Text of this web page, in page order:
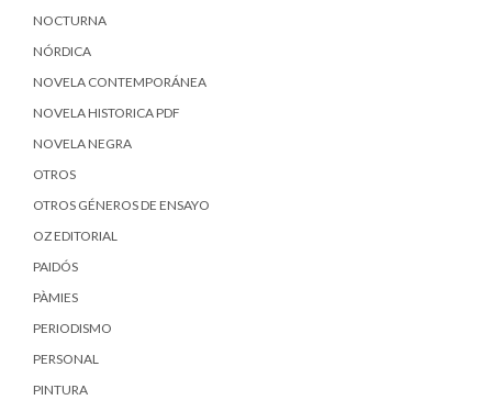
NOCTURNA
NÓRDICA
NOVELA CONTEMPORÁNEA
NOVELA HISTORICA PDF
NOVELA NEGRA
OTROS
OTROS GÉNEROS DE ENSAYO
OZ EDITORIAL
PAIDÓS
PÀMIES
PERIODISMO
PERSONAL
PINTURA